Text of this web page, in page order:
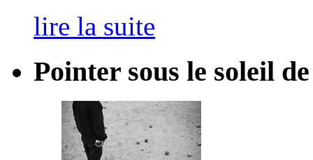
lire la suite
Pointer sous le soleil